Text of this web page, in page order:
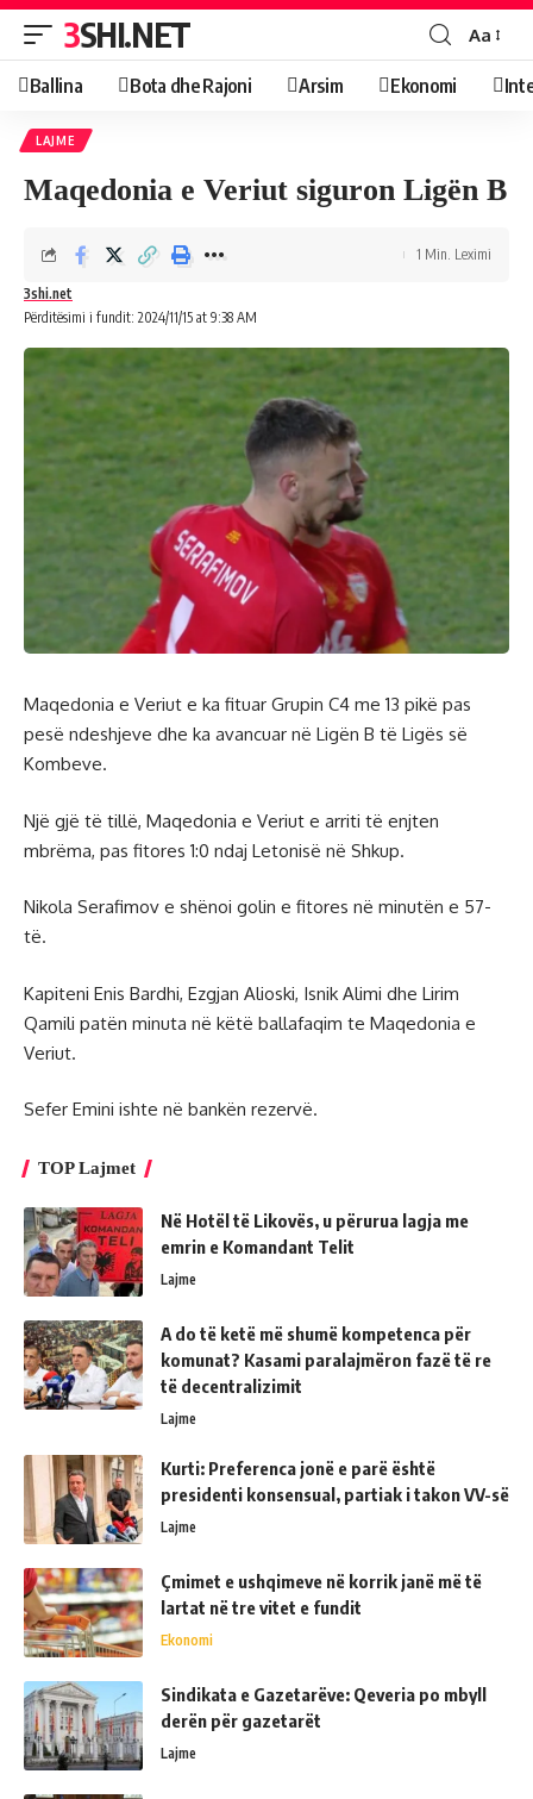
3SHI.NET Aa
Ballina Bota dhe Rajoni Arsim Ekonomi
LAJME
Maqedonia e Veriut siguron Ligën B
Përditësimi i fundit: 2024/11/15 at 9:38 AM
3shi.net
1 Min. Leximi
Maqedonia e Veriut e ka fituar Grupin C4 me 13 pikë pas
pesë ndeshjeve dhe ka avancuar në Ligën B të Ligës së
Kombeve.
Një gjë të tillë, Maqedonia e Veriut e arriti të enjten
mbrëma, pas fitores 1:0 ndaj Letonisë në Shkup.
Nikola Serafimov e shënoi golin e fitores në minutën e 57-
të.
Kapiteni Enis Bardhi, Ezgjan Alioski, Isnik Alimi dhe Lirim
Qamili patën minuta në këtë ballafaqim te Maqedonia e
Veriut.
Sefer Emini ishte në bankën rezervë.
TOP Lajmet
Në Hotël të Likovës, u përurua lagja me
emrin e Komandant Telit
Lajme
A do të ketë më shumë kompetenca për
komunat? Kasami paralajmëron fazë të re
të decentralizimit
Lajme
Kurti: Preferenca jonë e parë është
presidenti konsensual, partiak i takon VV-së
Lajme
Çmimet e ushqimeve në korrik janë më të
lartat në tre vitet e fundit
Ekonomi
Sindikata e Gazetarëve: Qeveria po mbyll
derën për gazetarët
Lajme